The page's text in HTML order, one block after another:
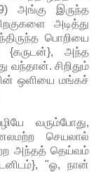
அங்கு இருந்த
அடித்து
பொறியை
{கருடன்}, அந்த
வந்தான். சிறிதும்
ஒளியை மங்கச்
வரும்போது,
செயலால்
அந்தத் தெய்வம்
"ஓ, நான்